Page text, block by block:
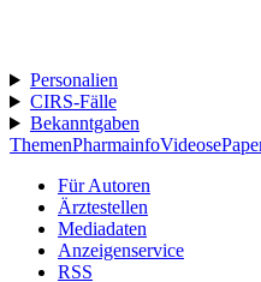
Personalien
CIRS-Fälle
Bekanntgaben
ThemenPharmainfoVideos
Für Autoren
Ärztestellen
Mediadaten
Anzeigenservice
RSS